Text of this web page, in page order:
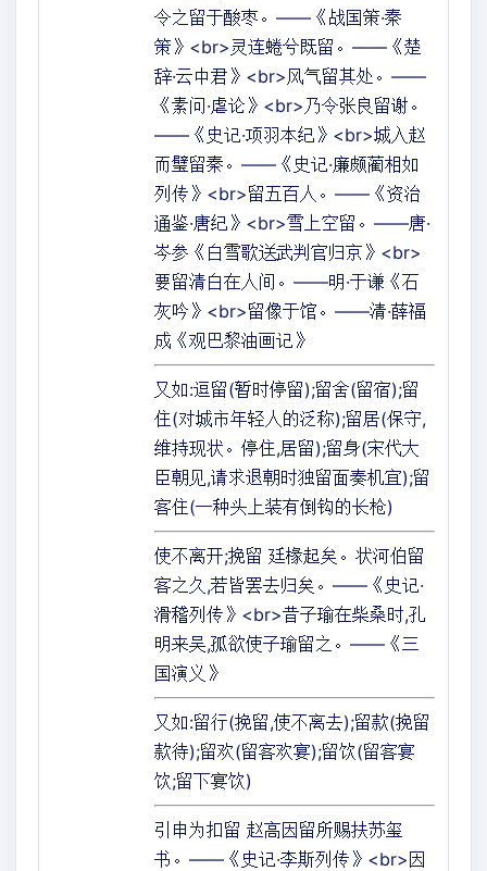
令之留于酸枣。——《战国策·秦
策》<br>灵连蜷兮既留。——《楚
辞·云中君》<br>风气留其处。——
《素问·虐论》<br>乃令张良留谢。
——《史记·项羽本纪》<br>城入赵
而璧留秦。——《史记·廉颇蔺相如
列传》<br>留五百人。——《资治
通鉴·唐纪》<br>雪上空留。——唐·
岑参《白雪歌送武判官归京》<br>
要留清白在人间。——明·于谦《石
灰吟》<br>留像于馆。——清·薛福
成《观巴黎油画记》
又如:逗留(暂时停留);留舍(留宿);留
住(对城市年轻人的泛称);留居(保守,
维持现状。停住,居留);留身(宋代大
臣朝见,请求退朝时独留面奏机宜);留
客住(一种头上装有倒钩的长枪)
使不离开;挽留 廷椽起矣。状河伯留
客之久,若皆罢去归矣。——《史记·
滑稽列传》<br>昔子瑜在柴桑时,孔
明来吴,孤欲使子瑜留之。——《三
国演义》
又如:留行(挽留,使不离去);留款(挽留
款待);留欢(留客欢宴);留饮(留客宴
饮;留下宴饮)
引申为扣留 赵高因留所赐扶苏玺
书。——《史记·李斯列传》<br>因